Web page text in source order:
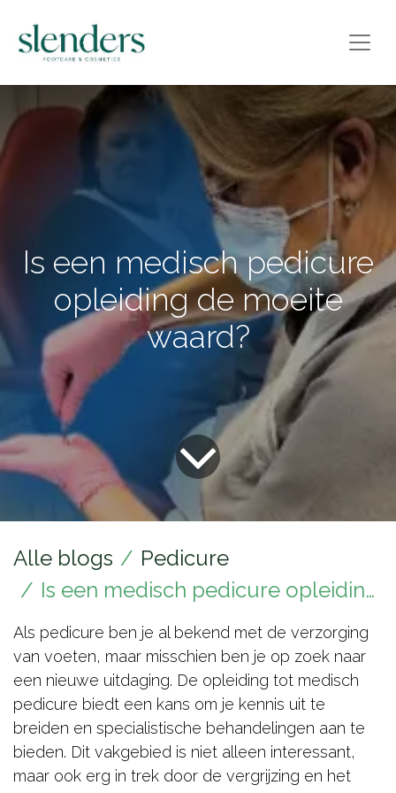
Is een medisch pedicure
opleiding de moeite
waard?
Alle blogs
Pedicure
Is een medisch pedicure opleiding de moeite waard?
Als pedicure ben je al bekend met de verzorging
van voeten, maar misschien ben je op zoek naar
een nieuwe uitdaging. De opleiding tot medisch
pedicure biedt een kans om je kennis uit te
breiden en specialistische behandelingen aan te
bieden. Dit vakgebied is niet alleen interessant,
maar ook erg in trek door de vergrijzing en het